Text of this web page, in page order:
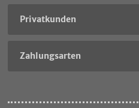
Privatkunden
Zahlungsarten